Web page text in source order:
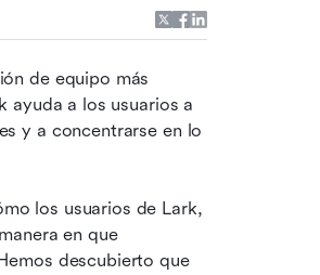
de equipo más
ayuda a los usuarios a
y a concentrarse en lo
los usuarios de Lark,
en que
descubierto que